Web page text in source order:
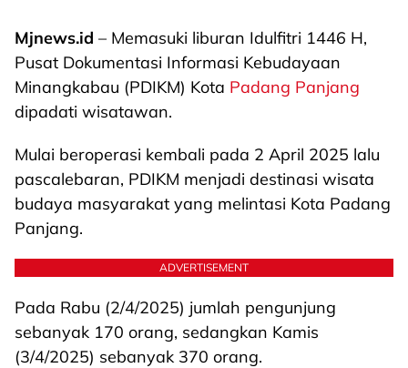
Mjnews.id – Memasuki liburan Idulfitri 1446 H,
Pusat Dokumentasi Informasi Kebudayaan
Minangkabau (PDIKM) Kota Padang Panjang
dipadati wisatawan.
Mulai beroperasi kembali pada 2 April 2025 lalu
pascalebaran, PDIKM menjadi destinasi wisata
budaya masyarakat yang melintasi Kota Padang
Panjang.
ADVERTISEMENT
Pada Rabu (2/4/2025) jumlah pengunjung
sebanyak 170 orang, sedangkan Kamis
(3/4/2025) sebanyak 370 orang.